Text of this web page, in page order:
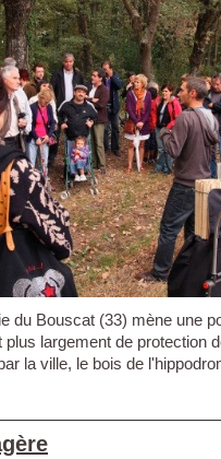
du Bouscat (33) mène une
largement de protection
la ville, le bois de